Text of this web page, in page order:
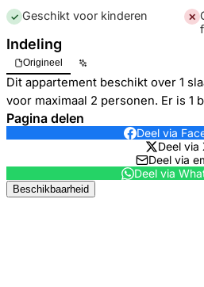
✓ Geschikt voor kinderen ✕
Indeling
Origineel
Dit appartement beschikt over 1
voor maximaal 2 personen. Er is 1
Pagina delen
Deel via
Deel via
Deel via
Deel via
Beschikbaarheid